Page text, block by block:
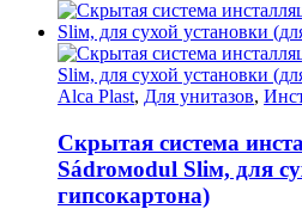
Alca Plast, Для унитазов,
Скрытая система
Sádroмodul Sliм, для
гипсокартона)